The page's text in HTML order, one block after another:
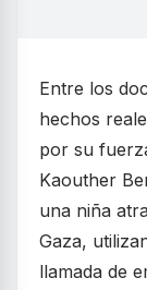
Entre los
hechos
por su
Kaouther
una niña
Gaza,
llamada de